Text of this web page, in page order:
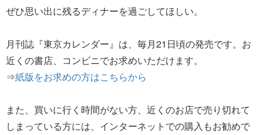
ぜひ思い出に残るディナーを過ごしてほしい。
月刊誌『東京カレンダー』は、毎月21日頃の発売です。お
近くの書店、コンビニでお求めいただけます。
⇒紙版をお求めの方はこちらから
また、買いに行く時間がない方、近くのお店で売り切れて
しまっている方には、インターネットでの購入もお勧めで